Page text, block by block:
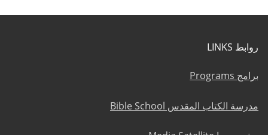
روابط LINKS
برامج Programs
مدرسة الكتاب المقدس Bible School